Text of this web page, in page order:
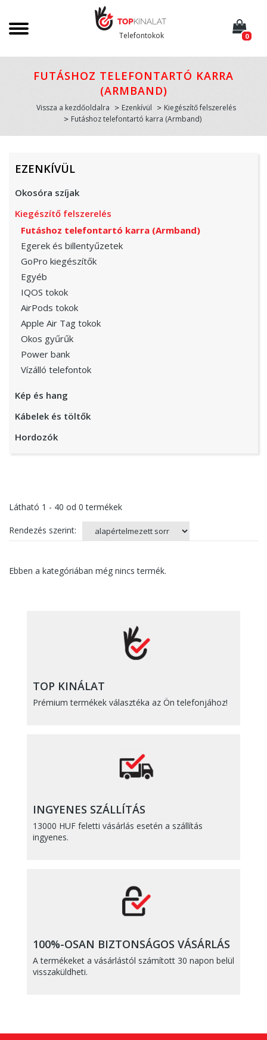
Telefontokok 0
FUTÁSHOZ TELEFONTARTÓ KARRA
(ARMBAND)
Vissza a kezdőoldalra Ezenkívül
Kiegészítő felszerelés
Futáshoz telefontartó karra (Armband)
EZENKÍVÜL
Okosóra szíjak
Kiegészítő felszerelés
Futáshoz telefontartó karra (Armband)
Egerek és billentyűzetek
GoPro kiegészítők
Egyéb
IQOS tokok
AirPods tokok
Apple Air Tag tokok
Okos gyűrűk
Power bank
Vízálló telefontok
Kép és hang
Kábelek és töltők
Hordozók
Látható 1 - 40 od 0 termékek
Rendezés szerint:
Ebben a kategóriában még nincs termék.
TOP KINÁLAT
Prémium termékek választéka az Ön telefonjához!
INGYENES SZÁLLÍTÁS
13000 HUF feletti vásárlás esetén a szállítás
ingyenes.
100%-OSAN BIZTONSÁGOS VÁSÁRLÁS
A termékeket a vásárlástól számított 30 napon belül
visszaküldheti.